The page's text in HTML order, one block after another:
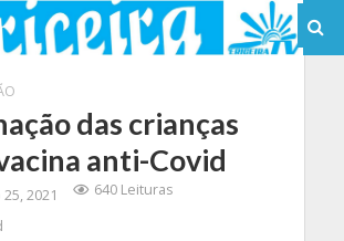
das crianças
anti-Covid
2021
640 Leituras